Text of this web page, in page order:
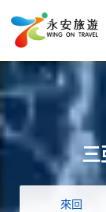
三
來回